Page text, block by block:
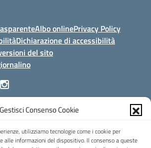
Gestisci Consenso Cookie
utilizziamo tecnologie come i cookie per
alle informazioni del dispositivo. Il consenso a queste
Albo onlinePrivacy Policy
Dichiarazione di accessibilità
del sito
51 - 24021 Albino (Bg)
(PEC):bgis00900b@pec.istruzione.it